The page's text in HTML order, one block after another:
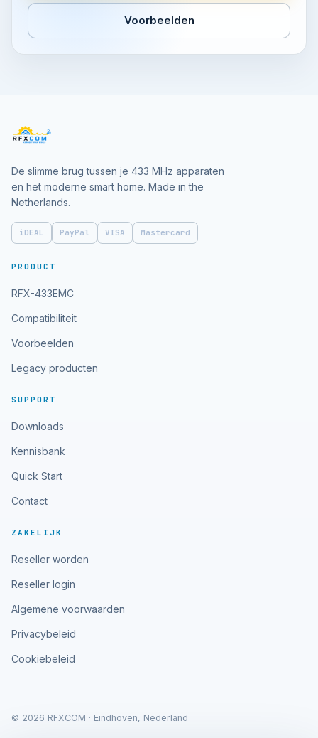
Voorbeelden
De slimme brug tussen je 433 MHz apparaten
en het moderne smart home. Made in the
Netherlands.
iDEAL PayPal VISA Mastercard
PRODUCT
RFX-433EMC
Compatibiliteit
Voorbeelden
Legacy producten
SUPPORT
Downloads
Kennisbank
Quick Start
Contact
ZAKELIJK
Reseller worden
Reseller login
Algemene voorwaarden
Privacybeleid
Cookiebeleid
© 2026 RFXCOM · Eindhoven, Nederland